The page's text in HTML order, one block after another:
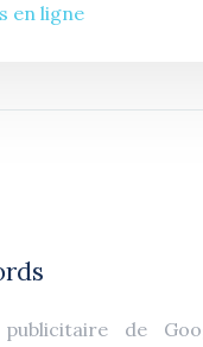
en ligne
de